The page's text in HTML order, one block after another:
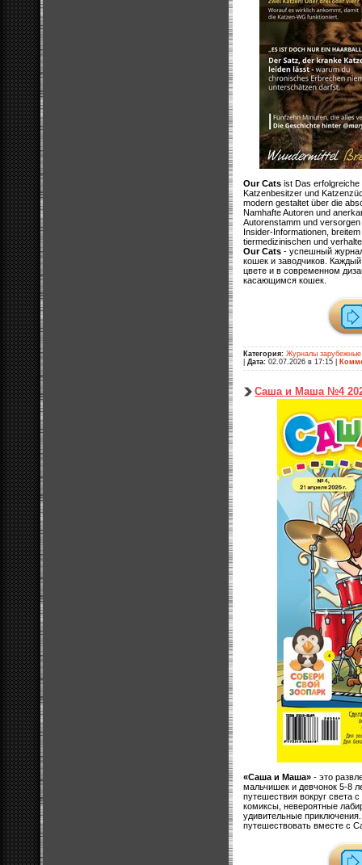
Our Cats ist Das erfolgreiche
Katzenbesitzer und
modern gestaltet über die
Namhafte Autoren und
Autorenstamm und
Insider-Informationen,
tiermedizinischen und
Our Cats - успешный
кошек и заводчиков.
цвете и в современном
касающимся кошек.
Категория: Журналы зарубежные
Дата: 02.07.2026 в 17:15
Саша и Маша №4
«Саша и Маша» - это
мальчишек и девчонок 5-8
путешествия вокруг света
комиксы, невероятные
удивительные
путешествовать вместе с